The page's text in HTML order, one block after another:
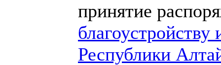
принятие
Республики